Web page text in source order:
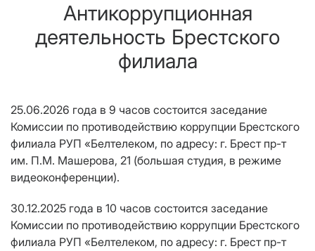
Антикоррупционная
деятельность Брестского
филиала
25.06.2026 года в 9 часов состоится заседание
Комиссии по противодействию коррупции Брестского
филиала РУП «Белтелеком, по адресу: г. Брест пр-т
им. П.М. Машерова, 21 (большая студия, в режиме
видеоконференции).
30.12.2025 года в 10 часов состоится заседание
Комиссии по противодействию коррупции Брестского
филиала РУП «Белтелеком, по адресу: г. Брест пр-т